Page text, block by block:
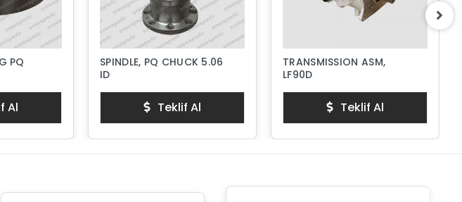
PQ
Al
SPINDLE, PQ CHUCK 5.06
ID
Teklif Al
TRANSMISSION ASM,
LF90D
Teklif Al